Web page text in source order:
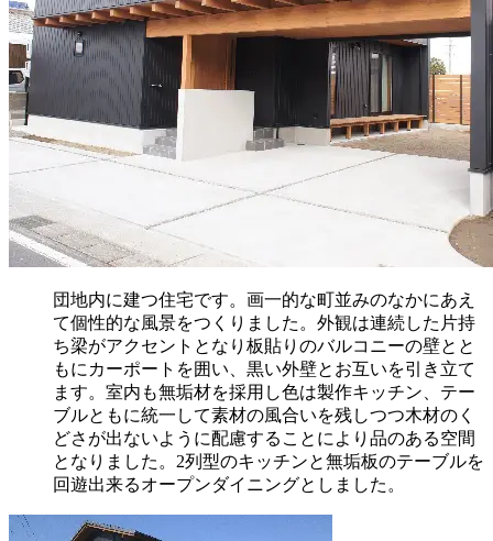
団地内に建つ住宅です。画一的な町並みのなかにあえ
て個性的な風景をつくりました。外観は連続した片持
ち梁がアクセントとなり板貼りのバルコニーの壁とと
もにカーポートを囲い、黒い外壁とお互いを引き立て
ます。室内も無垢材を採用し色は製作キッチン、テー
ブルともに統一して素材の風合いを残しつつ木材のく
どさが出ないように配慮することにより品のある空間
となりました。2列型のキッチンと無垢板のテーブルを
回遊出来るオープンダイニングとしました。